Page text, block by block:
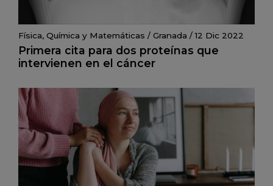
Física, Química y Matemáticas / Granada /12 Dic 2022
Primera cita para dos proteínas que
intervienen en el cáncer